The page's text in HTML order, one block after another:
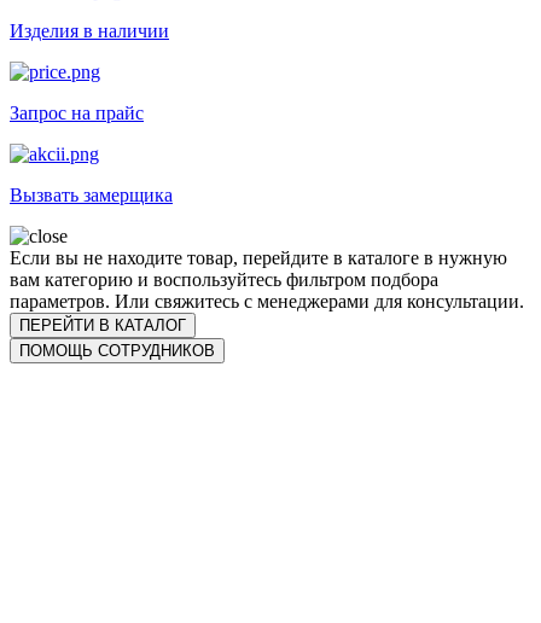
Изделия в наличии
Запрос на прайс
Вызвать замерщика
Если вы не находите товар, перейдите в каталоге в нужную
вам категорию и воспользуйтесь фильтром подбора
параметров. Или свяжитесь с менеджерами для консультации.
ПЕРЕЙТИ В КАТАЛОГ
ПОМОЩЬ СОТРУДНИКОВ